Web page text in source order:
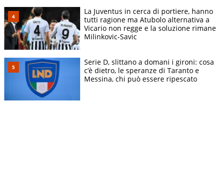
La Juventus in cerca di portiere, hanno
tutti ragione ma Atubolo alternativa a
Vicario non regge e la soluzione rimane
Milinkovic-Savic
Serie D, slittano a domani i gironi: cosa
c’è dietro, le speranze di Taranto e
Messina, chi può essere ripescato